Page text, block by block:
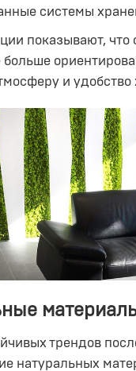
системы
показывают,
больше
и удобство
трендов
натуральных